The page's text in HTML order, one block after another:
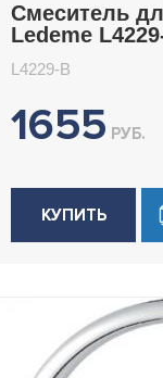
Смеситель
Ledeme
L4229-B
1655 РУБ.
КУПИТЬ